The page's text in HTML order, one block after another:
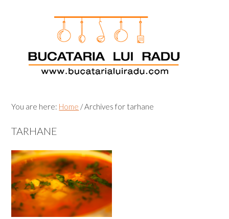
You are here: Home /Archives for tarhane
TARHANE